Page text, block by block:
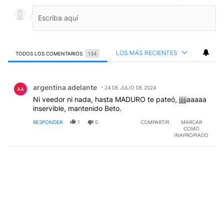
TODOS LOS COMENTARIOS 134 LOS MÁS RECIENTES
AA argentina adelante 24 DE JULIO DE 2024
Ni veedor ni nada, hasta MADURO te pateó, jjjjjaaaaa
inservible, mantenido Beto.
RESPONDER 1 0 COMPARTIR
MARCAR
COMO
INAPROPIADO